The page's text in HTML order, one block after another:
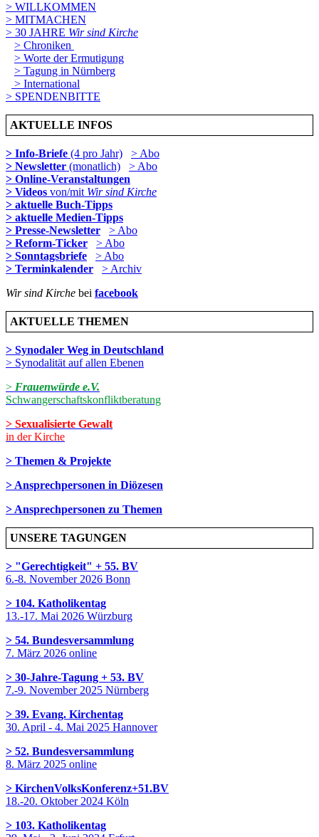
> WILLKOMMEN
> MITMACHEN
> 30 JAHRE Wir sind Kirche
> Chroniken
> Worte der Ermutigung
> Tagung in Nürnberg
> International
> SPENDENBITTE
AKTUELLE INFOS
> Info-Briefe (4 pro Jahr)
> Abo
> Newsletter (monatlich)
> Abo
> Online-Veranstaltungen
> Videos von/mit Wir sind Kirche
> aktuelle Buch-Tipps
> aktuelle Medien-Tipps
> Presse-Newsletter
> Abo
> Reform-Ticker
> Abo
> Sonntagsbriefe
> Abo
> Terminkalender
> Archiv
Wir sind Kirche bei facebook
AKTUELLE THEMEN
> Synodaler Weg in Deutschland
> Synodalität auf allen Ebenen
> Frauenwürde e.V.
Schwangerschaftskonfliktberatung
> Sexualisierte Gewalt
in der Kirche
> Themen & Projekte
> Ansprechpersonen in Diözesen
> Ansprechpersonen zu Themen
UNSERE TAGUNGEN
> "Gerechtigkeit" + 55. BV
6.-8. November 2026 Bonn
> 104. Katholikentag
13.-17. Mai 2026 Würzburg
> 54. Bundesversammlung
7. März 2026 online
> 30-Jahre-Tagung + 53. BV
7.-9. November 2025 Nürnberg
> 39. Evang. Kirchentag
30. April - 4. Mai 2025 Hannover
> 52. Bundesversammlung
8. März 2025 online
> KirchenVolksKonferenz+51.BV
18.-20. Oktober 2024 Köln
> 103. Katholikentag